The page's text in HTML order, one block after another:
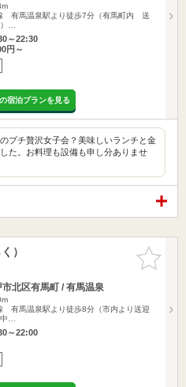
有馬温泉駅より徒歩7分（有馬町内 送
…
～22:30
円～
宿泊プランを見る
プチ贅沢女子会？美味しいランチと金
た。お料理も設備も申し分ありませ
お気に入
りに追加
）
北区有馬町 / 有馬温泉
有馬温泉駅より徒歩8分（市内より送迎
…
～22:00